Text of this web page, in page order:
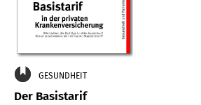
GESUNDHEIT
Der Basistarif